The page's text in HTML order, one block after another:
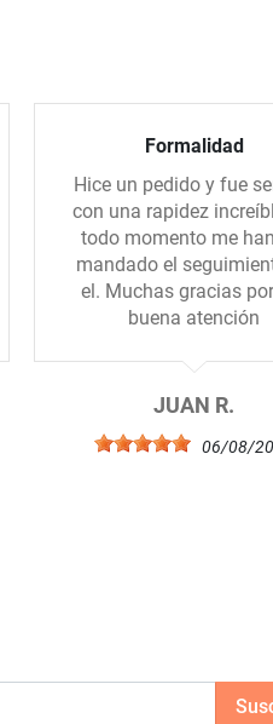
Formalidad
Hice un pedido y fue
con una rapidez
todo momento me
mandado el
el. Muchas gracias
buena atención
JUAN R.
06/08/